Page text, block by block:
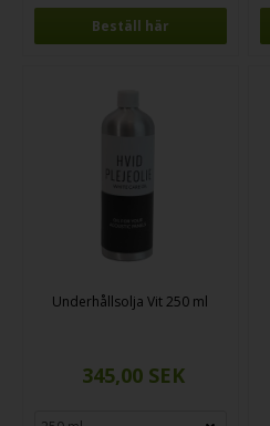
Beställ här
Underhållsolja Vit 250 ml